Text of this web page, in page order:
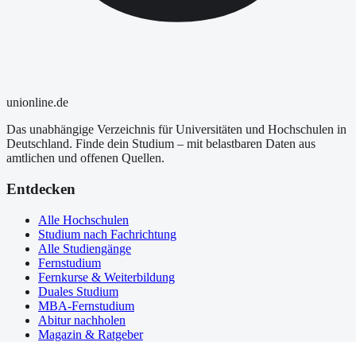
unionline.de
Das unabhängige Verzeichnis für Universitäten und Hochschulen in
Deutschland. Finde dein Studium – mit belastbaren Daten aus
amtlichen und offenen Quellen.
Entdecken
Alle Hochschulen
Studium nach Fachrichtung
Alle Studiengänge
Fernstudium
Fernkurse & Weiterbildung
Duales Studium
MBA-Fernstudium
Abitur nachholen
Magazin & Ratgeber